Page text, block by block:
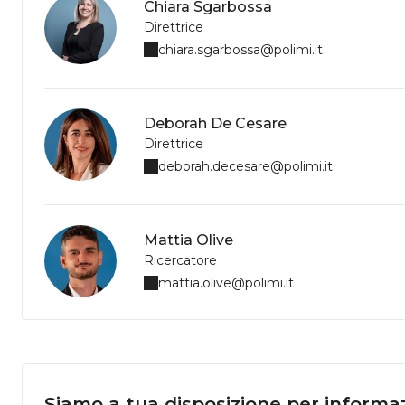
Chiara Sgarbossa
Direttrice
chiara.sgarbossa@polimi.it
Deborah De Cesare
Direttrice
deborah.decesare@polimi.it
Mattia Olive
Ricercatore
mattia.olive@polimi.it